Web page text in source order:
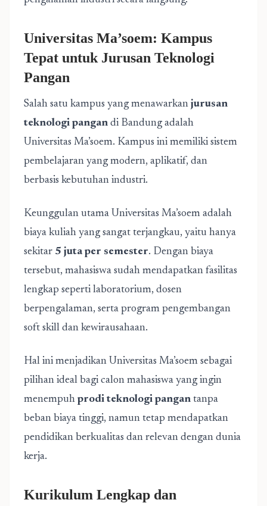
Universitas Ma’soem: Kampus
Tepat untuk Jurusan Teknologi
Pangan
Salah satu kampus yang menawarkan jurusan
teknologi pangan di Bandung adalah
Universitas Ma’soem. Kampus ini memiliki sistem
pembelajaran yang modern, aplikatif, dan
berbasis kebutuhan industri.
Keunggulan utama Universitas Ma’soem adalah
biaya kuliah yang sangat terjangkau, yaitu hanya
sekitar 5 juta per semester. Dengan biaya
tersebut, mahasiswa sudah mendapatkan fasilitas
lengkap seperti laboratorium, dosen
berpengalaman, serta program pengembangan
soft skill dan kewirausahaan.
Hal ini menjadikan Universitas Ma’soem sebagai
pilihan ideal bagi calon mahasiswa yang ingin
menempuh prodi teknologi pangan tanpa
beban biaya tinggi, namun tetap mendapatkan
pendidikan berkualitas dan relevan dengan dunia
kerja.
Kurikulum Lengkap dan